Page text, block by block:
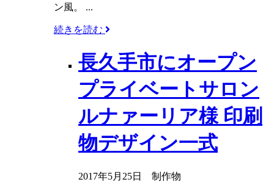
ン風。 ...
続きを読む
長久手市にオープン
プライベートサロン
ルナァーリア様 印刷
物デザイン一式
2017年5月25日 制作物